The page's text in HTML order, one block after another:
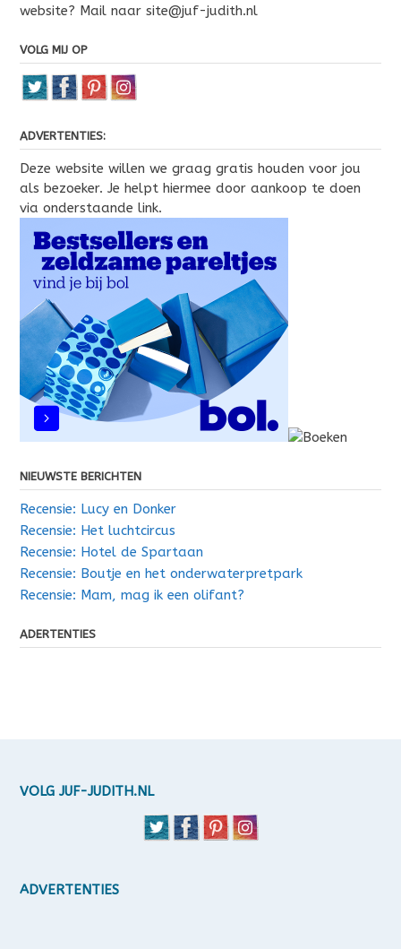
website? Mail naar site@juf-judith.nl
VOLG MIJ OP
ADVERTENTIES:
Deze website willen we graag gratis houden voor jou
als bezoeker. Je helpt hiermee door aankoop te doen
via onderstaande link.
NIEUWSTE BERICHTEN
Recensie: Lucy en Donker
Recensie: Het luchtcircus
Recensie: Hotel de Spartaan
Recensie: Boutje en het onderwaterpretpark
Recensie: Mam, mag ik een olifant?
ADERTENTIES
VOLG JUF-JUDITH.NL
ADVERTENTIES